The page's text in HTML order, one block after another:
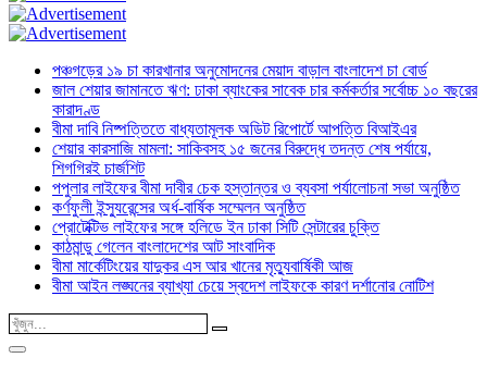
পঞ্চগড়ের ১৯ চা কারখানার অনুমোদনের মেয়াদ বাড়াল বাংলাদেশ চা বোর্ড
জাল শেয়ার জামানতে ঋণ: ঢাকা ব্যাংকের সাবেক চার কর্মকর্তার সর্বোচ্চ ১০ বছরের
কারাদণ্ড
বীমা দাবি নিষ্পত্তিতে বাধ্যতামূলক অডিট রিপোর্টে আপত্তি বিআইএর
শেয়ার কারসাজি মামলা: সাকিবসহ ১৫ জনের বিরুদ্ধে তদন্ত শেষ পর্যায়ে,
শিগগিরই চার্জশিট
পপুলার লাইফের বীমা দাবীর চেক হস্তান্তর ও ব্যবসা পর্যালোচনা সভা অনুষ্ঠিত
কর্ণফুলী ইন্স্যুরেন্সের অর্ধ-বার্ষিক সম্মেলন অনুষ্ঠিত
প্রোটেক্টিভ লাইফের সঙ্গে হলিডে ইন ঢাকা সিটি সেন্টারের চুক্তি
কাঠমান্ডু গেলেন বাংলাদেশের আট সাংবাদিক
বীমা মার্কেটিংয়ের যাদুকর এস আর খানের মৃত্যুবার্ষিকী আজ
বীমা আইন লঙ্ঘনের ব্যাখ্যা চেয়ে স্বদেশ লাইফকে কারণ দর্শানোর নোটিশ